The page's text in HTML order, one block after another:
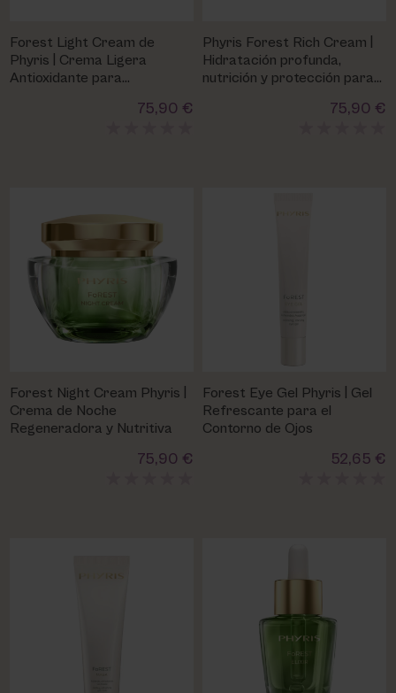
Forest Light Cream de
Phyris | Crema Ligera
Antioxidante para
75,90 €
Phyris Forest Rich Cream |
Hidratación profunda,
nutrición y protección para
75,90 €
Forest Night Cream Phyris |
Crema de Noche
Regeneradora y Nutritiva
75,90 €
Forest Eye Gel Phyris | Gel
Refrescante para el
Contorno de Ojos
52,65 €